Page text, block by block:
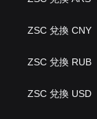
ZSC 兌換 CNY
ZSC 兌換 RUB
ZSC 兌換 USD